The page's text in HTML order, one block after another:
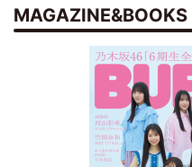
MAGAZINE&BOOKS